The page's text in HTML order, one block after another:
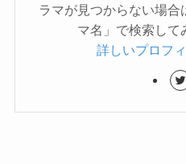
ラマが見つからない場
マ名」で検索して
詳しいプロフ